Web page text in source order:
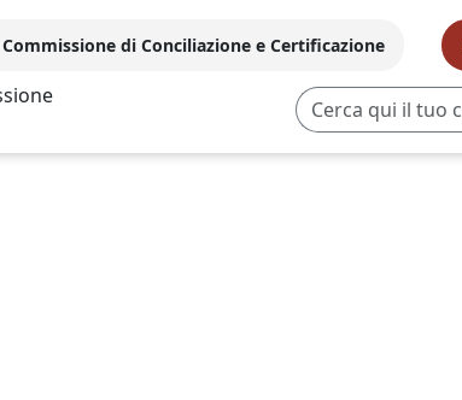
Commissione di Conciliazione e Certificazione